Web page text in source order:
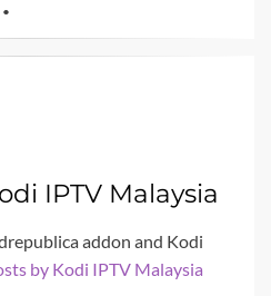
IPTV Malaysia
addon and Kodi
by Kodi IPTV Malaysia